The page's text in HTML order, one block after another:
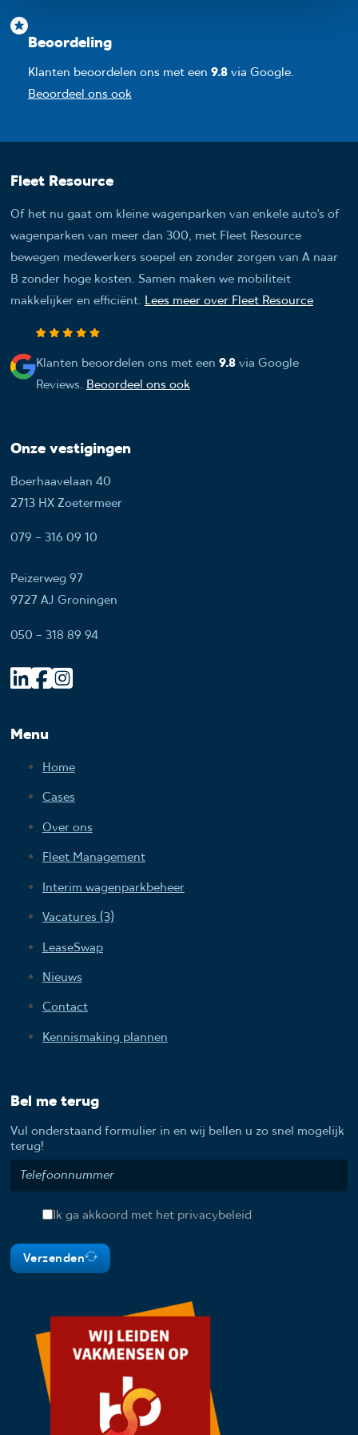
Beoordeling
Klanten beoordelen ons met een 9.8via Google.
Beoordeel ons ook
Fleet Resource
Of het nu gaat om kleine wagenparken van enkele auto’s of
wagenparken van meer dan 300, met Fleet Resource
bewegen medewerkers soepel en zonder zorgen van A naar
B zonder hoge kosten. Samen maken we mobiliteit
makkelijker en efficiënt.Lees meer over Fleet Resource
Klanten beoordelen ons met een 9.8via Google
Reviews.Beoordeel ons ook
Onze vestigingen
Boerhaavelaan 40
2713 HX Zoetermeer
079 - 316 09 10
Peizerweg 97
9727 AJ Groningen
050 - 318 89 94
Menu
Home
Cases
Over ons
Fleet Management
Interim wagenparkbeheer
Vacatures (3)
LeaseSwap
Nieuws
Contact
Kennismaking plannen
Bel me terug
Vul onderstaand formulier in en wij bellen u zo snel mogelijk
terug!
Ik ga akkoord met het privacybeleid
Verzenden